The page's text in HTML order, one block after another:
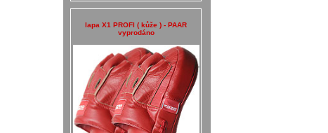
lapa X1 PROFI ( kůže ) - PAAR
vyprodáno